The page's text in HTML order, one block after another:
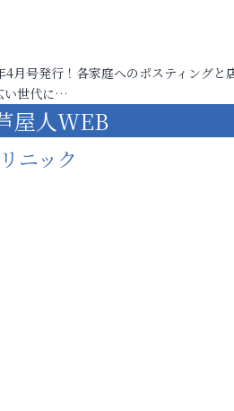
4月号発行！各家庭へのポスティングと
い世代に…
屋人WEB
ニック